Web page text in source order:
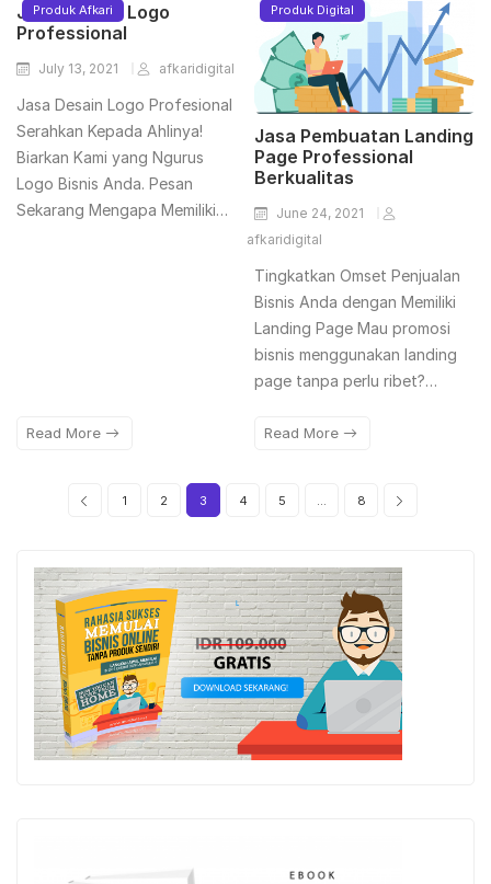
Produk Afkari
Jasa Design Logo
Professional
July 13, 2021 afkaridigital
Jasa Desain Logo Profesional
Serahkan Kepada Ahlinya!
Biarkan Kami yang Ngurus
Logo Bisnis Anda. Pesan
Sekarang Mengapa Memiliki…
Read More
Produk Digital
Jasa Pembuatan Landing
Page Professional
Berkualitas
June 24, 2021
afkaridigital
Tingkatkan Omset Penjualan
Bisnis Anda dengan Memiliki
Landing Page Mau promosi
bisnis menggunakan landing
page tanpa perlu ribet?…
Read More
1 2 3 4 5 … 8